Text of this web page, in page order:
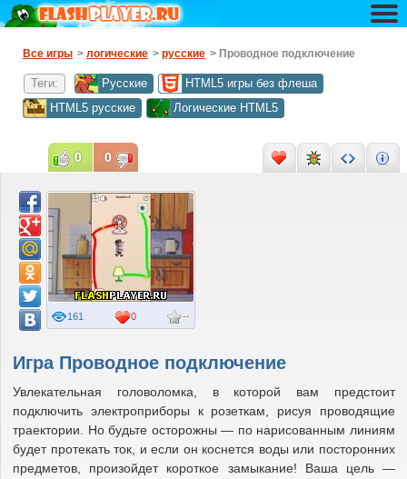
Все игры > логические > русские > Проводное подключение
Теги: Русские
HTML5 игры без флеша
HTML5 русские
Логические HTML5
Игра Проводное подключение
Увлекательная головоломка, в которой вам предстоит
подключить электроприборы к розеткам, рисуя проводящие
траектории. Но будьте осторожны — по нарисованным линиям
будет протекать ток, и если он коснется воды или посторонних
предметов, произойдет короткое замыкание! Ваша цель —
--
161 0
0 0